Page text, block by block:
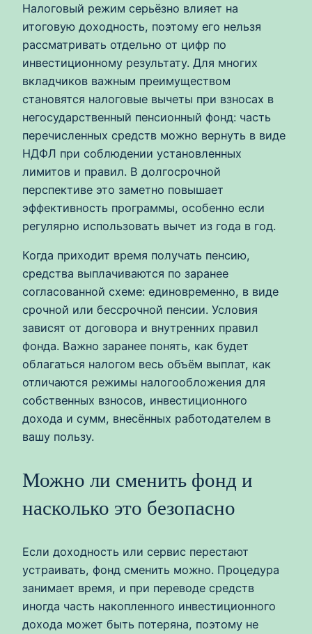
Налоговый режим серьёзно влияет на
итоговую доходность, поэтому его нельзя
рассматривать отдельно от цифр по
инвестиционному результату. Для многих
вкладчиков важным преимуществом
становятся налоговые вычеты при взносах в
негосударственный пенсионный фонд: часть
перечисленных средств можно вернуть в виде
НДФЛ при соблюдении установленных
лимитов и правил. В долгосрочной
перспективе это заметно повышает
эффективность программы, особенно если
регулярно использовать вычет из года в год.
Когда приходит время получать пенсию,
средства выплачиваются по заранее
согласованной схеме: единовременно, в виде
срочной или бессрочной пенсии. Условия
зависят от договора и внутренних правил
фонда. Важно заранее понять, как будет
облагаться налогом весь объём выплат, как
отличаются режимы налогообложения для
собственных взносов, инвестиционного
дохода и сумм, внесённых работодателем в
вашу пользу.
Можно ли сменить фонд и
насколько это безопасно
Если доходность или сервис перестают
устраивать, фонд сменить можно. Процедура
занимает время, и при переводе средств
иногда часть накопленного инвестиционного
дохода может быть потеряна, поэтому не